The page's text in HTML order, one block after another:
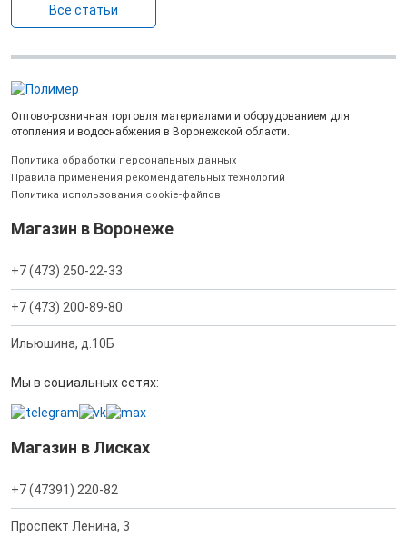
Все статьи
Оптово-розничная торговля материалами и оборудованием для
отопления и водоснабжения в Воронежской области.
Политика обработки персональных данных
Правила применения рекомендательных технологий
Политика использования cookie-файлов
Магазин в Воронеже
+7 (473) 250-22-33
+7 (473) 200-89-80
Ильюшина, д.10Б
Мы в социальных сетях:
Магазин в Лисках
+7 (47391) 220-82
Проспект Ленина, 3